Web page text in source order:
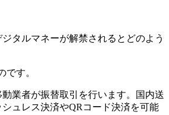
タルマネーが解禁されるとどのよう
す。
業者が振替取引を行います。国内送
ュレス決済やQRコード決済を可能